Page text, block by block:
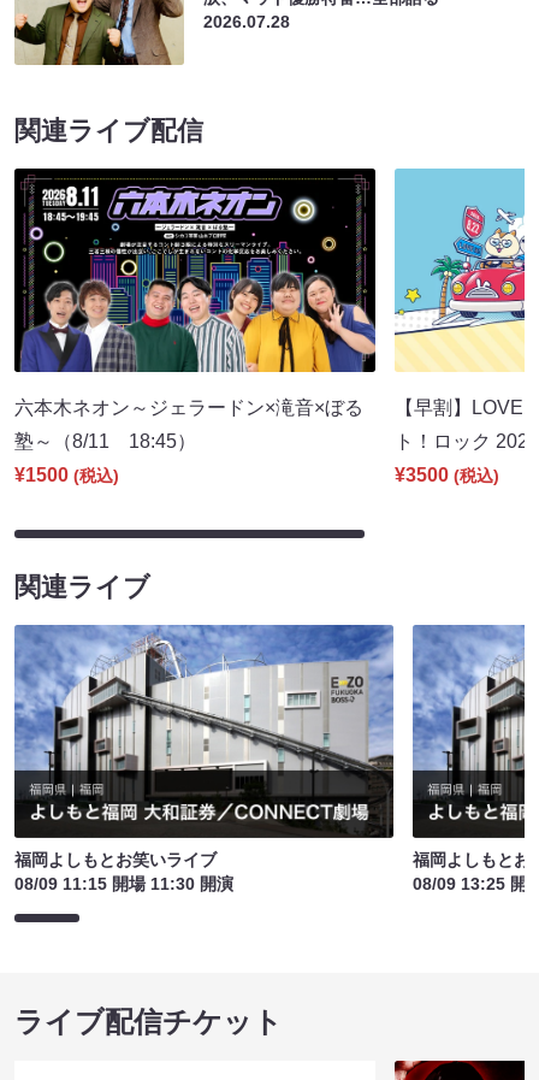
2026.07.28
関連ライブ配信
六本木ネオン～ジェラードン×滝音×ぼる
塾～（8/11 18:45）
¥1500 (税込)
【早割】LOVE
ト！ロック
¥3500 (税込)
関連ライブ
福岡よしもとお笑いライブ
08/09 11:15 開場 11:30 開演
福岡よしもとお
08/09 13:25 開
ライブ配信チケット